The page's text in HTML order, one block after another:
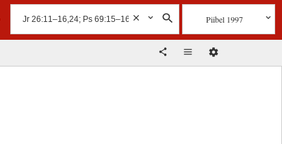
Piibel 1997